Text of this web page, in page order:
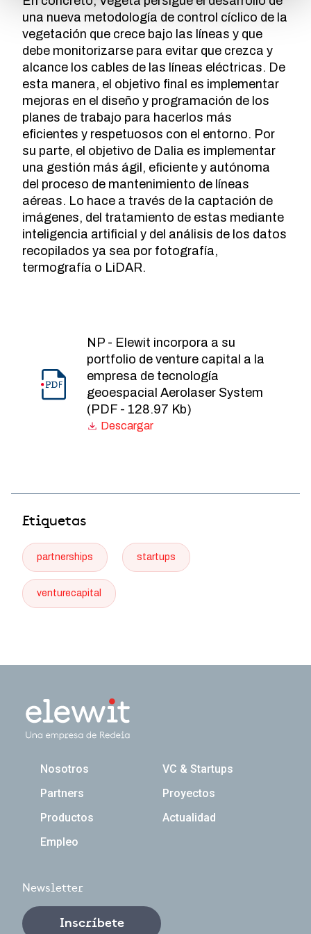
una nueva metodología de control cíclico de la
vegetación que crece bajo las líneas y que
debe monitorizarse para evitar que crezca y
alcance los cables de las líneas eléctricas. De
esta manera, el objetivo final es implementar
mejoras en el diseño y programación de los
planes de trabajo para hacerlos más
eficientes y respetuosos con el entorno. Por
su parte, el objetivo de Dalia es implementar
una gestión más ágil, eficiente y autónoma
del proceso de mantenimiento de líneas
aéreas. Lo hace a través de la captación de
imágenes, del tratamiento de estas mediante
inteligencia artificial y del análisis de los datos
recopilados ya sea por fotografía,
termografía o LiDAR.
NP - Elewit incorpora a su
portfolio de venture capital a la
empresa de tecnología
geoespacial Aerolaser System
(PDF - 128.97 Kb)
Etiquetas
partnerships startups
venturecapital
Navegación principal
Nosotros
VC & Startups
Partners
Proyectos
Productos
Actualidad
Empleo
Newsletter
Inscríbete